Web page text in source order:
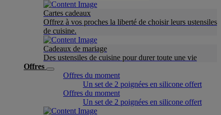
Cartes cadeaux
Offrez à vos proches la liberté de choisir leurs ustensiles
de cuisine.
Cadeaux de mariage
Des ustensiles de cuisine pour durer toute une vie
Offres
Offres du moment
Un set de 2 poignées en silicone offert
Offres du moment
Un set de 2 poignées en silicone offert